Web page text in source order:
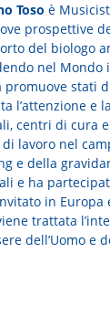
Toso è
prospettive
del biologo
nel Mondo
promuove stati
l’attenzione e
centri di cura
lavoro nel
e della
e ha
in
trattata
dell’Uomo e